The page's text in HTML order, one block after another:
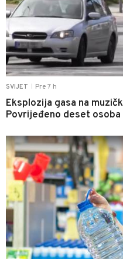
SVIJET Pre 7 h
Eksplozija gasa na
Povrijeđeno deset osoba